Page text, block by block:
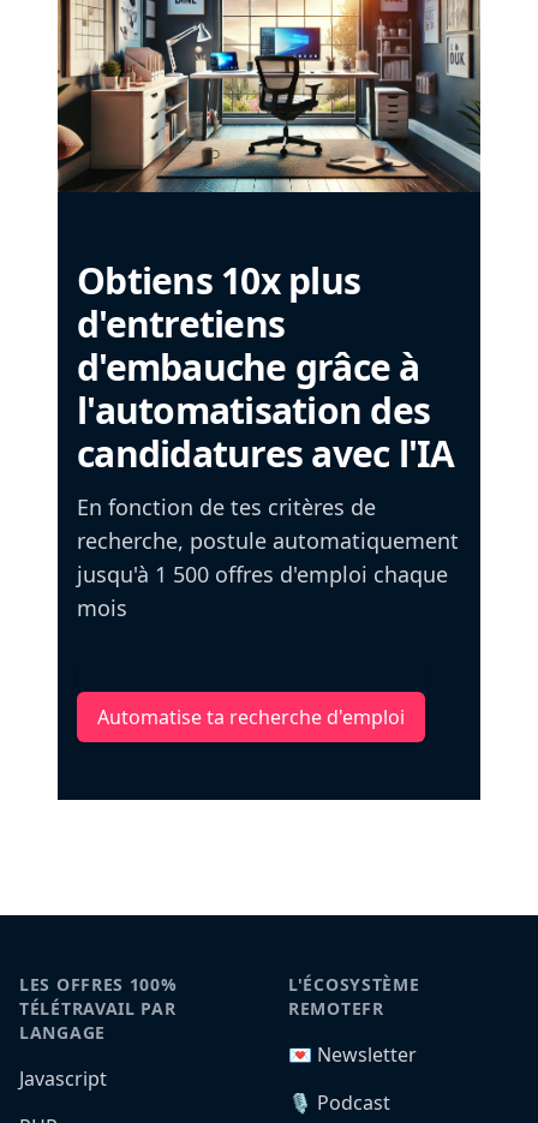
Obtiens 10x plus
d'entretiens
d'embauche grâce à
l'automatisation des
candidatures avec l'IA
En fonction de tes critères de
recherche, postule automatiquement
jusqu'à 1 500 offres d'emploi chaque
mois
Automatise ta recherche d'emploi
LES OFFRES 100%
TÉLÉTRAVAIL PAR
LANGAGE
Javascript
L'ÉCOSYSTÈME
REMOTEFR
💌 Newsletter
🎙️ Podcast